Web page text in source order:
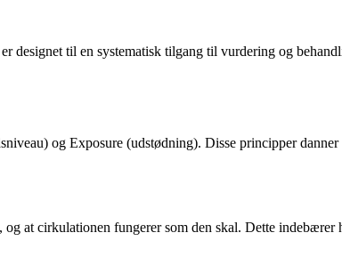
til en systematisk tilgang til vurdering og
og Exposure (udstødning). Disse principper danner
at cirkulationen fungerer som den skal. Dette